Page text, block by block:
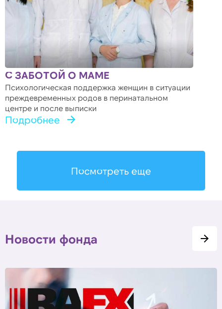
С ЗАБОТОЙ О МАМЕ
Психологическая поддержка женщин в ситуации
преждевременных родов в перинатальном
центре и после выписки
Подробнее
Посмотреть еще
Новости фонда